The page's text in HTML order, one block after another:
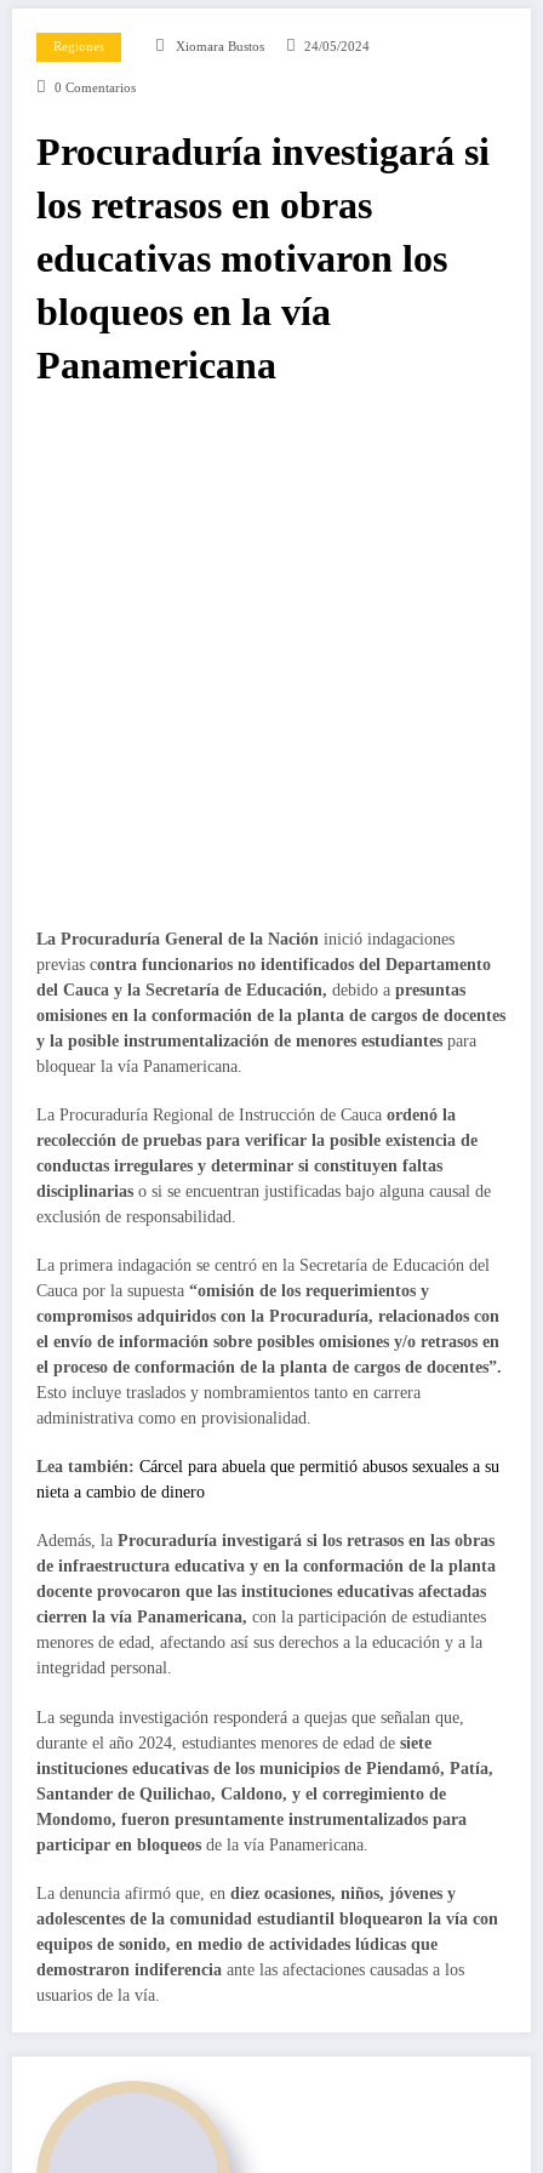
Regiones Xiomara Bustos 24/05/2024
0 Comentarios
Procuraduría investigará si
los retrasos en obras
educativas motivaron los
bloqueos en la vía
Panamericana
La Procuraduría General de la Nación inició indagaciones
previas contra funcionarios no identificados del Departamento
del Cauca y la Secretaría de Educación, debido a presuntas
omisiones en la conformación de la planta de cargos de docentes
y la posible instrumentalización de menores estudiantes para
bloquear la vía Panamericana.
La Procuraduría Regional de Instrucción de Cauca ordenó la
recolección de pruebas para verificar la posible existencia de
conductas irregulares y determinar si constituyen faltas
disciplinarias o si se encuentran justificadas bajo alguna causal de
exclusión de responsabilidad.
La primera indagación se centró en la Secretaría de Educación del
Cauca por la supuesta “omisión de los requerimientos y
compromisos adquiridos con la Procuraduría, relacionados con
el envío de información sobre posibles omisiones y/o retrasos en
el proceso de conformación de la planta de cargos de docentes”.
Esto incluye traslados y nombramientos tanto en carrera
administrativa como en provisionalidad.
Lea también: Cárcel para abuela que permitió abusos sexuales a su
nieta a cambio de dinero
Además, la Procuraduría investigará si los retrasos en las obras
de infraestructura educativa y en la conformación de la planta
docente provocaron que las instituciones educativas afectadas
cierren la vía Panamericana, con la participación de estudiantes
menores de edad, afectando así sus derechos a la educación y a la
integridad personal.
La segunda investigación responderá a quejas que señalan que,
durante el año 2024, estudiantes menores de edad de siete
instituciones educativas de los municipios de Piendamó, Patía,
Santander de Quilichao, Caldono, y el corregimiento de
Mondomo, fueron presuntamente instrumentalizados para
participar en bloqueos de la vía Panamericana.
La denuncia afirmó que, en diez ocasiones, niños, jóvenes y
adolescentes de la comunidad estudiantil bloquearon la vía con
equipos de sonido, en medio de actividades lúdicas que
demostraron indiferencia ante las afectaciones causadas a los
usuarios de la vía.